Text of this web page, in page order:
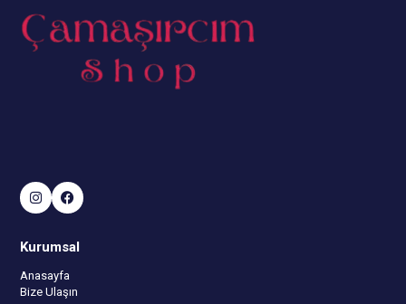
Kurumsal
Anasayfa
Bize Ulaşın